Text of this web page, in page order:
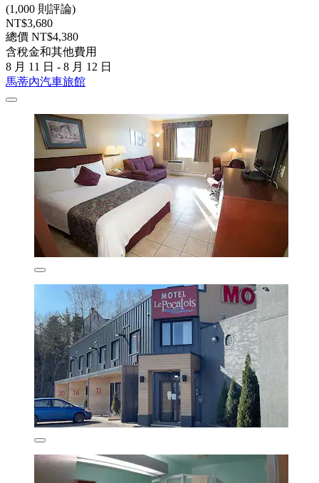
(1,000 則評論)
NT$3,680
總價 NT$4,380
含稅金和其他費用
8 月 11 日 - 8 月 12 日
馬蒂內汽車旅館